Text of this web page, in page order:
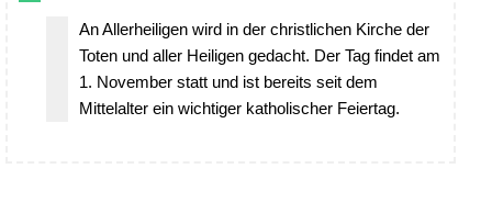
An Allerheiligen wird in der christlichen Kirche der
Toten und aller Heiligen gedacht. Der Tag findet am
1. November statt und ist bereits seit dem
Mittelalter ein wichtiger katholischer Feiertag.